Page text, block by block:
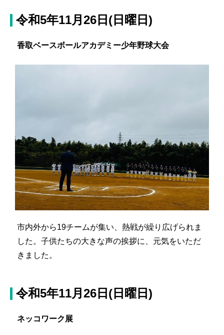
令和5年11月26日(日曜日)
香取ベースボールアカデミー少年野球大会
市内外から19チームが集い、熱戦が繰り広げられま
した。子供たちの大きな声の挨拶に、元気をいただ
きました。
令和5年11月26日(日曜日)
ネッコワーク展